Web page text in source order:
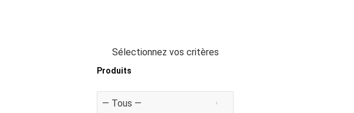
Sélectionnez vos critères
Produits